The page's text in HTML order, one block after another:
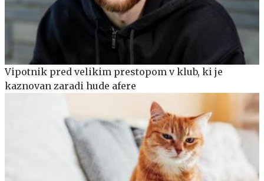
Vipotnik pred velikim prestopom v klub, ki je
kaznovan zaradi hude afere